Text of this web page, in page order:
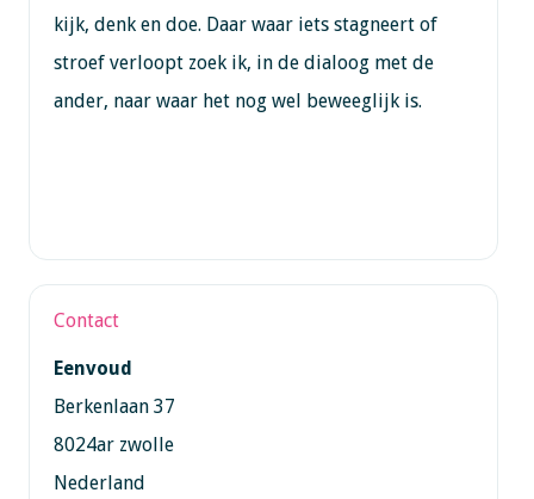
kijk, denk en doe. Daar waar iets stagneert of
stroef verloopt zoek ik, in de dialoog met de
ander, naar waar het nog wel beweeglijk is.
Contact
Eenvoud
Berkenlaan 37
8024ar zwolle
Nederland